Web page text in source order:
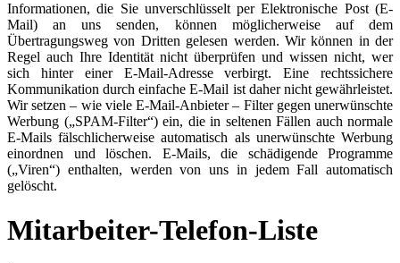
Informationen, die Sie unverschlüsselt per Elektronische Post (E-
Mail) an uns senden, können möglicherweise auf dem
Übertragungsweg von Dritten gelesen werden. Wir können in der
Regel auch Ihre Identität nicht überprüfen und wissen nicht, wer
sich hinter einer E-Mail-Adresse verbirgt. Eine rechtssichere
Kommunikation durch einfache E-Mail ist daher nicht gewährleistet.
Wir setzen – wie viele E-Mail-Anbieter – Filter gegen unerwünschte
Werbung („SPAM-Filter“) ein, die in seltenen Fällen auch normale
E-Mails fälschlicherweise automatisch als unerwünschte Werbung
einordnen und löschen. E-Mails, die schädigende Programme
(„Viren“) enthalten, werden von uns in jedem Fall automatisch
gelöscht.
Mitarbeiter-Telefon-Liste